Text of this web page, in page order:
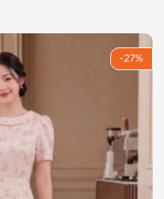
nhiều tâm huyết để
cho thật mềm
vững. Thực tế, nhiều
thường được biến đổi
với
dáng chữ a B702
thuật cao đã giữ để
Điểm xuyết trên cổ áo là
đính kết thủ công
nhẹ nhàng thon
-27%